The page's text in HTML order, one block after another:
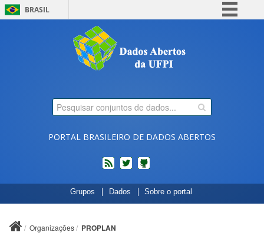
BRASIL
Comunica BR
Participe
Legislação
PORTAL BRASILEIRO DE DADOS ABERTOS
feed twitterCódigos
fonte
de
Grupos Dados Sobre o portal
Organizações PROPLAN